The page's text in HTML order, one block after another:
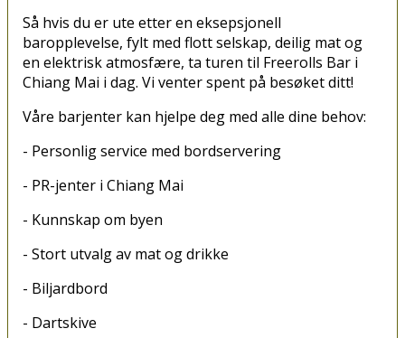
Så hvis du er ute etter en eksepsjonell
baropplevelse, fylt med flott selskap, deilig mat og
en elektrisk atmosfære, ta turen til Freerolls Bar i
Chiang Mai i dag. Vi venter spent på besøket ditt!
Våre barjenter kan hjelpe deg med alle dine behov:
- Personlig service med bordservering
- PR-jenter i Chiang Mai
- Kunnskap om byen
- Stort utvalg av mat og drikke
- Biljardbord
- Dartskive